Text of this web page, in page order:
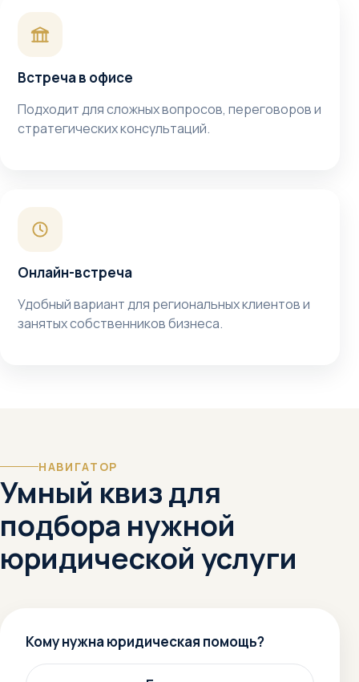
Встреча в офисе
Подходит для сложных вопросов, переговоров и
стратегических консультаций.
Онлайн-встреча
Удобный вариант для региональных клиентов и
занятых собственников бизнеса.
НАВИГАТОР
Умный квиз для
подбора нужной
юридической услуги
Кому нужна юридическая помощь?